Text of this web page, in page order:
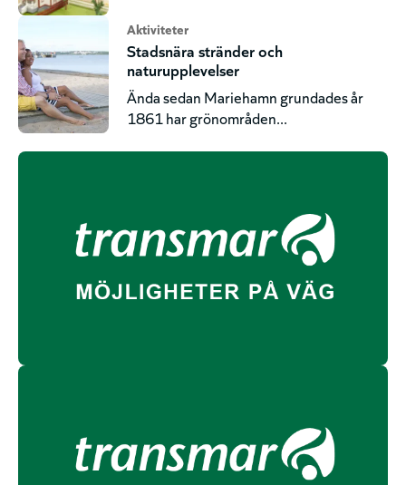
Aktiviteter
Stadsnära stränder och
naturupplevelser
Ända sedan Mariehamn grundades år
1861 har grönområden...